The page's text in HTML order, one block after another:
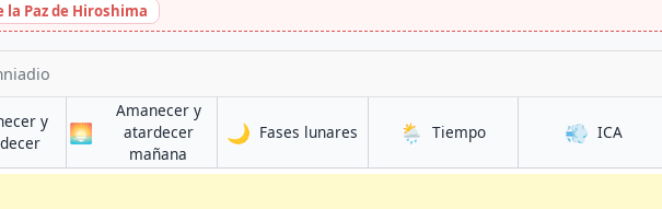
Paz de Hiroshima
y
en Diamniadio
🌅
Amanecer y
atardecer
mañana
🌙 Fases lunares en Diamniadio
🌦️ Tiempoen Diamniadio
💨 ICAen